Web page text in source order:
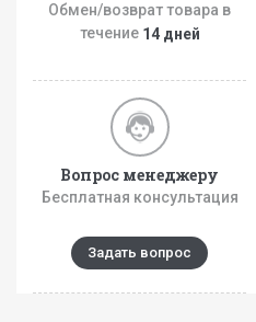
Обмен/возврат товара в
течение 14 дней
Вопрос менеджеру
Бесплатная консультация
Задать вопрос